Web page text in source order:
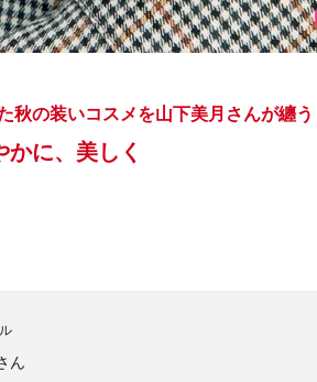
秋の装いコスメを山下美月さんが纏う
に、美しく
ん